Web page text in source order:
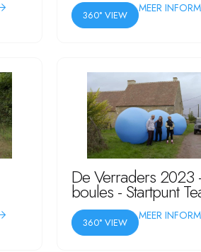
360° VIEW
MEER
De Verraders 2023
boules - Startpunt
360° VIEW
MEER